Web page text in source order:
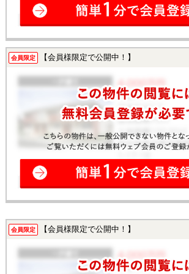
会員限定 【会員様限定で公開中！】
会員限定 【会員様限定で公開中！】